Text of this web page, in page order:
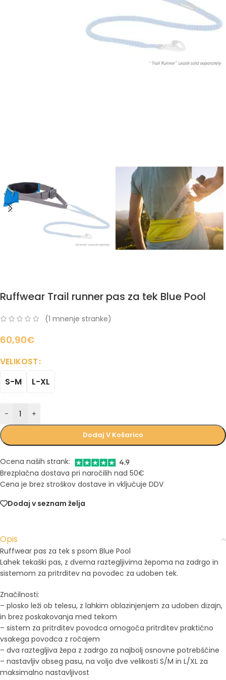
Ruffwear Trail runner pas za tek Blue Pool
(1 mnenje stranke)
60,90€
VELIKOST
S-M
L-XL
- +
Dodaj V Košarico
Ocena naših strank:
Brezplačna dostava pri naročilih nad 50€
Cena je brez stroškov dostave in vključuje DDV
Dodaj v seznam želja
Opis
Ruffwear pas za tek s psom Blue Pool
Lahek tekaški pas, z dvema raztegljivima žepoma na zadrgo in
sistemom za pritrditev na povodec za udoben tek.
Značilnosti:
– plosko leži ob telesu, z lahkim oblazinjenjem za udoben dizajn,
in brez poskakovanja med tekom
– sistem za pritrditev povodca omogoča pritrditev praktično
vsakega povodca z ročajem
– dva raztegljiva žepa z zadrgo za najbolj osnovne potrebščine
– nastavljiv obseg pasu, na voljo dve velikosti S/M in L/XL za
maksimalno nastavljivost